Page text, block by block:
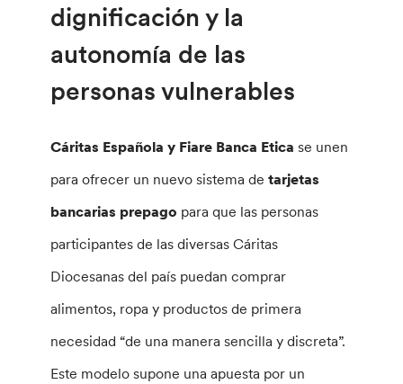
dignificación y la
autonomía de las
personas vulnerables
Cáritas Española y Fiare Banca Eticase unen
para ofrecer un nuevo sistema detarjetas
bancarias prepago para que las personas
participantes de las diversas Cáritas
Diocesanas del país puedan comprar
alimentos, ropa y productos de primera
necesidad “de una manera sencilla y discreta”.
Este modelo supone una apuesta por un